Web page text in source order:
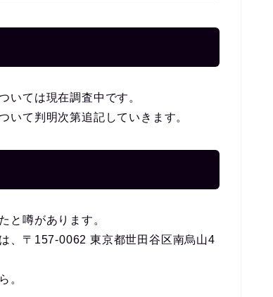
いては現在調査中です。
いて判明次第追記していきます。
と噂があります。
、〒157-0062 東京都世田谷区南烏山4
。